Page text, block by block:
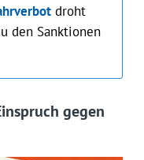
droht
den Sanktionen
gegen